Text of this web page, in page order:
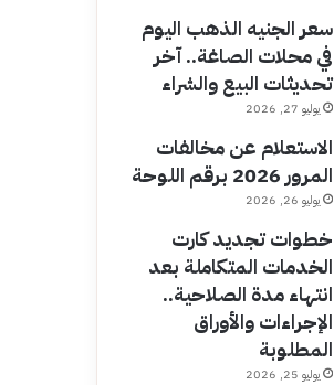
سعر الجنيه الذهب اليوم
في محلات الصاغة.. آخر
تحديثات البيع والشراء
يوليو 27, 2026
الاستعلام عن مخالفات
المرور 2026 برقم اللوحة
يوليو 26, 2026
خطوات تجديد كارت
الخدمات المتكاملة بعد
انتهاء مدة الصلاحية..
الإجراءات والأوراق
المطلوبة
يوليو 25, 2026